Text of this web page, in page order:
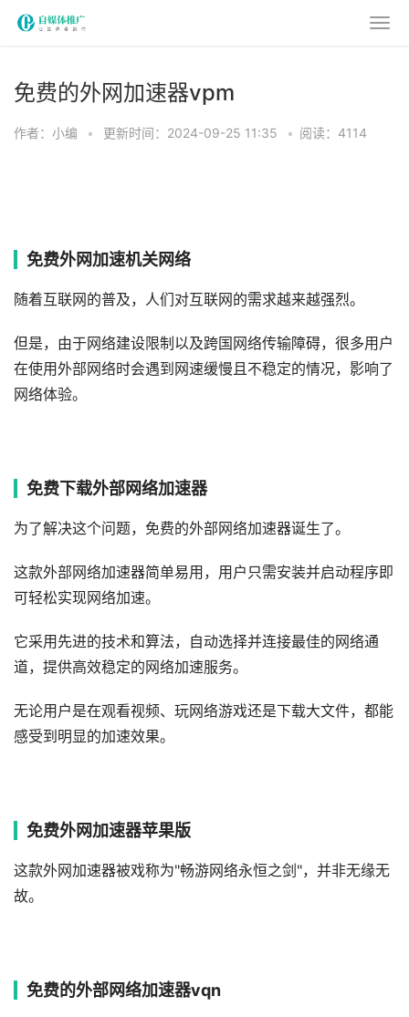
免费的外网加速器vpm
作者：小编 • 更新时间：2024-09-25 11:35 • 阅读：4114
免费外网加速机关网络
随着互联网的普及，人们对互联网的需求越来越强烈。
但是，由于网络建设限制以及跨国网络传输障碍，很多用户
在使用外部网络时会遇到网速缓慢且不稳定的情况，影响了
网络体验。
免费下载外部网络加速器
为了解决这个问题，免费的外部网络加速器诞生了。
这款外部网络加速器简单易用，用户只需安装并启动程序即
可轻松实现网络加速。
它采用先进的技术和算法，自动选择并连接最佳的网络通
道，提供高效稳定的网络加速服务。
无论用户是在观看视频、玩网络游戏还是下载大文件，都能
感受到明显的加速效果。
免费外网加速器苹果版
这款外网加速器被戏称为"畅游网络永恒之剑"，并非无缘无
故。
免费的外部网络加速器vqn